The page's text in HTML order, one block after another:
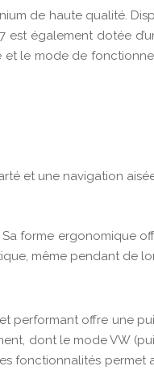
de haute qualité.
également dotée
le mode de
et une navigation
forme ergonomique
même pendant de
performant offre une
dont le mode VW
fonctionnalités